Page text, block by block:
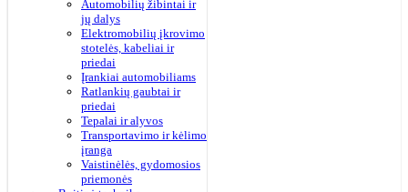
Automobilių žibintai ir
jų dalys
Elektromobilių įkrovimo
stotelės, kabeliai ir
priedai
Įrankiai automobiliams
Ratlankių gaubtai ir
priedai
Tepalai ir alyvos
Transportavimo ir kėlimo
įranga
Vaistinėlės, gydomosios
priemonės